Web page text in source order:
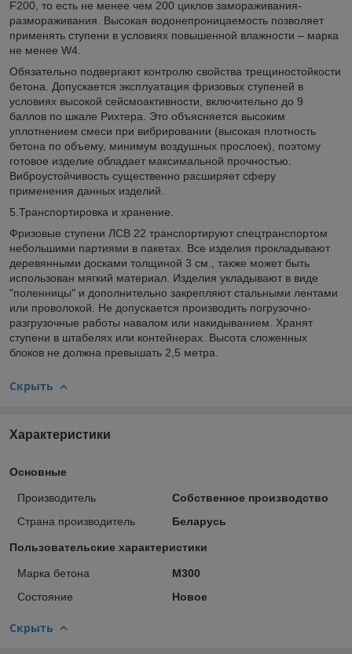
F200, то есть не менее чем 200 циклов замораживания-
размораживания. Высокая водонепроницаемость позволяет
применять ступени в условиях повышенной влажности – марка
не менее W4.
Обязательно подвергают контролю свойства трещиностойкости
бетона. Допускается эксплуатация фризовых ступеней в
условиях высокой сейсмоактивности, включительно до 9
баллов по шкале Рихтера. Это объясняется высоким
уплотнением смеси при вибрировании (высокая плотность
бетона по объему, минимум воздушных прослоек), поэтому
готовое изделие обладает максимальной прочностью.
Виброустойчивость существенно расширяет сферу
применения данных изделий.
5.Транспортировка и хранение.
Фризовые ступени ЛСВ 22 транспортируют спецтранспортом
небольшими партиями в пакетах. Все изделия прокладывают
деревянными досками толщиной 3 см., также может быть
использован мягкий материал. Изделия укладывают в виде
"поленницы" и дополнительно закрепляют стальными лентами
или проволокой. Не допускается производить погрузочно-
разгрузочные работы навалом или накидыванием. Хранят
ступени в штабелях или контейнерах. Высота сложенных
блоков не должна превышать 2,5 метра.
Скрыть
Характеристики
Основные
Производитель
Собственное производство
Страна производитель
Беларусь
Пользовательские характеристики
Марка бетона
М300
Состояние
Новое
Скрыть